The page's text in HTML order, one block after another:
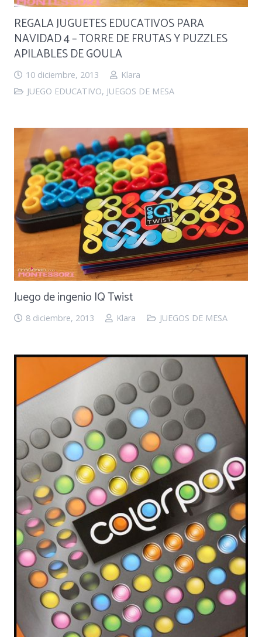
REGALA JUGUETES EDUCATIVOS PARA
NAVIDAD 4 – TORRE DE FRUTAS Y PUZZLES
APILABLES DE GOULA
10 diciembre, 2013
Klara
JUEGO EDUCATIVO, JUEGOS DE MESA
Juego de ingenio IQ Twist
8 diciembre, 2013 Klara JUEGOS DE MESA